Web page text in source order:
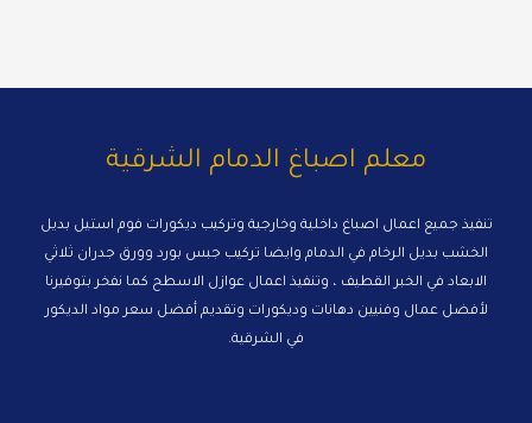
معلم اصباغ الدمام الشرقية
تنفيذ جميع اعمال اصباغ داخلية وخارجية وتركيب ديكورات فوم استيل بديل
الخشب بديل الرخام في الدمام وايضا تركيب جبس بورد وورق جدران ثلاثي
الابعاد في الخبر القطيف ، وتنفيذ اعمال عوازل الاسطح كما نفخر بتوفيرنا
لأفضل عمال وفنيين دهانات وديكورات وتقديم أفضل سعر مواد الديكور
في الشرقية.